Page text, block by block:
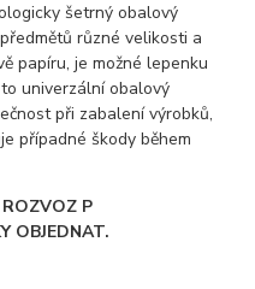
šetrný obalový
různé velikosti a
papíru, je možné lepenku
univerzální obalový
při zabalení výrobků,
případné škody během
P
OBJEDNAT.